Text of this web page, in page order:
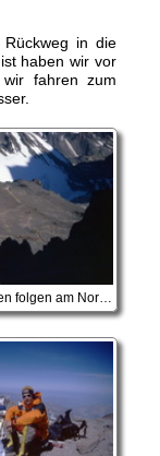
in die
haben wir vor
fahren zum